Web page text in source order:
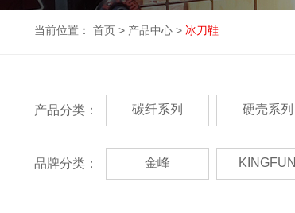
当前位置： 首页> 产品中心> 冰刀鞋
产品分类： 碳纤系列 硬壳系列
品牌分类： 金峰 KINGFUN